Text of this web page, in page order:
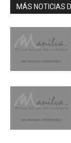
MÁS NOTICIAS